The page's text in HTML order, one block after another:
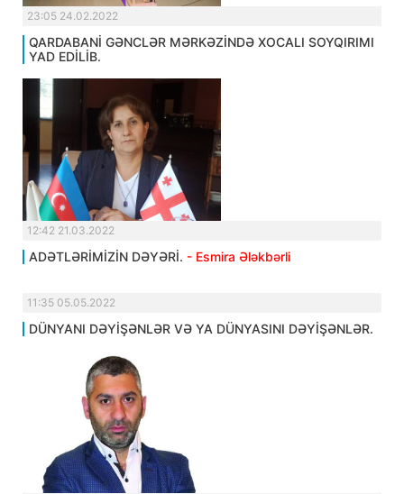
23:05 24.02.2022
QARDABANİ GƏNCLƏR MƏRKƏZİNDƏ XOCALI SOYQIRIMI
YAD EDİLİB.
12:42 21.03.2022
ADƏTLƏRİMİZİN DƏYƏRİ. - Esmira Ələkbərli
11:35 05.05.2022
DÜNYANI DƏYİŞƏNLƏR VƏ YA DÜNYASINI DƏYİŞƏNLƏR.